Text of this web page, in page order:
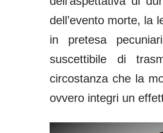
dell’evento morte, la
in pretesa
suscettibile di
circostanza che la
ovvero integri un